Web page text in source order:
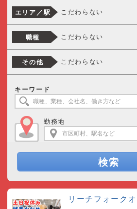
エリア／駅 こだわらない
職種 こだわらない
その他 こだわらない
キーワード
勤務地
検索
リーチフォーク